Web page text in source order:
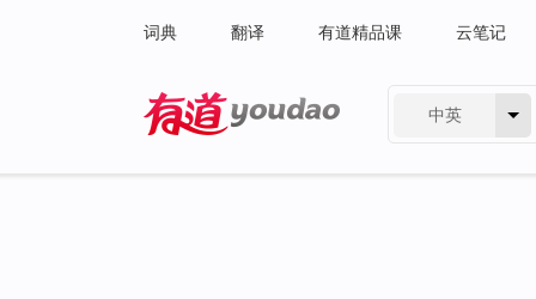
词典 翻译 有道精品课 云笔记
中英